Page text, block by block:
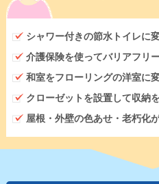
シャワー付きの節水トイレに
介護保険を使ってバリアフリ
和室をフローリングの洋室に
クローゼットを設置して収納
屋根・外壁の色あせ・老朽化